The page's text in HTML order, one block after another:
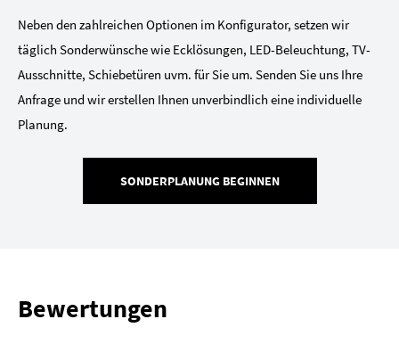
Neben den zahlreichen Optionen im Konfigurator, setzen wir
täglich Sonderwünsche wie Ecklösungen, LED-Beleuchtung, TV-
Ausschnitte, Schiebetüren uvm. für Sie um. Senden Sie uns Ihre
Anfrage und wir erstellen Ihnen unverbindlich eine individuelle
Planung.
SONDERPLANUNG BEGINNEN
Bewertungen